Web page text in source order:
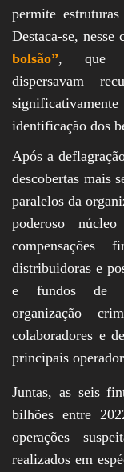
permite
Destaca-se, nesse
bolsão”, que
dispersavam
identificação dos
Após a
descobertas mais
paralelos da
poderoso
compensações
distribuidoras e
e fundos de
organização
colaboradores e
principais
Juntas, as seis
bilhões entre
operações
realizados em